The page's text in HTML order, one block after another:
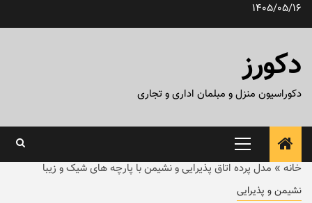
پرش1405/05/16
دکورز
دکوراسیون منزل و مبلمان اداری و تجاری
منوی
اصلی
خانه » مدل پرده اتاق پذیرایی و نشیمن با پارچه های شیک و زیبا
نشیمن و پذیرایی